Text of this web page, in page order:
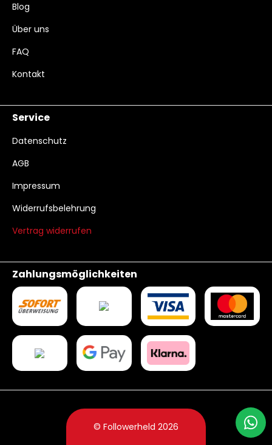
Blog
Über uns
FAQ
Kontakt
Service
Datenschutz
AGB
Impressum
Widerrufsbelehrung
Vertrag widerrufen
Zahlungsmöglichkeiten
© Followerheld 2026